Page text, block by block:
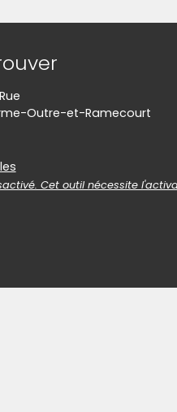
Outre-et-Ramecourt
Cet outil nécessite